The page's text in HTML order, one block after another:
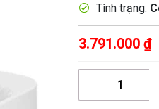
Tình trạng:
3.791.000 ₫